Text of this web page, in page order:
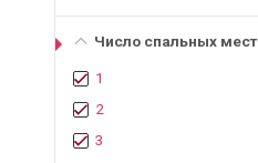
Число спальных мест
1
2
3